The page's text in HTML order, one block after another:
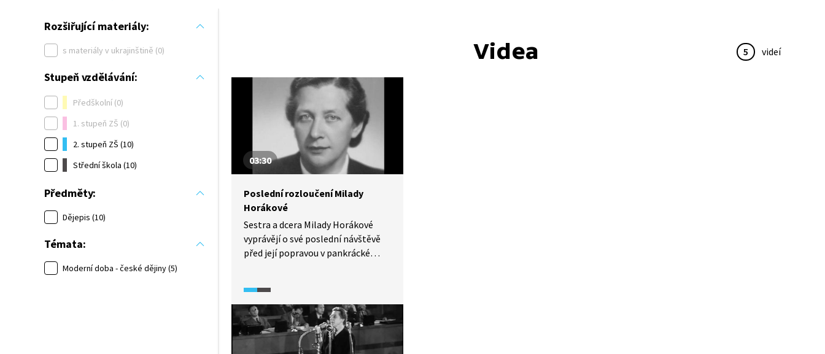
Rozšiřující materiály:
s materiály v ukrajinštině (0)
Stupeň vzdělávání:
Předškolní (0)
1. stupeň ZŠ (0)
2. stupeň ZŠ (10)
Střední škola (10)
Předměty:
Dějepis (10)
Témata:
Moderní doba - české dějiny (5)
Videa 5 videí
03:30
Poslední rozloučení Milady
Horákové
Sestra a dcera Milady Horákové
vyprávějí o své poslední návštěvě
před její popravou v pankrácké